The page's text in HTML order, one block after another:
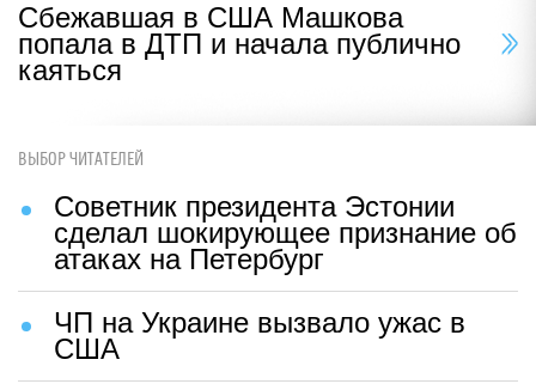
Сбежавшая в США Машкова
попала в ДТП и начала публично
каяться
ВЫБОР ЧИТАТЕЛЕЙ
Советник президента Эстонии
сделал шокирующее признание об
атаках на Петербург
ЧП на Украине вызвало ужас в
США